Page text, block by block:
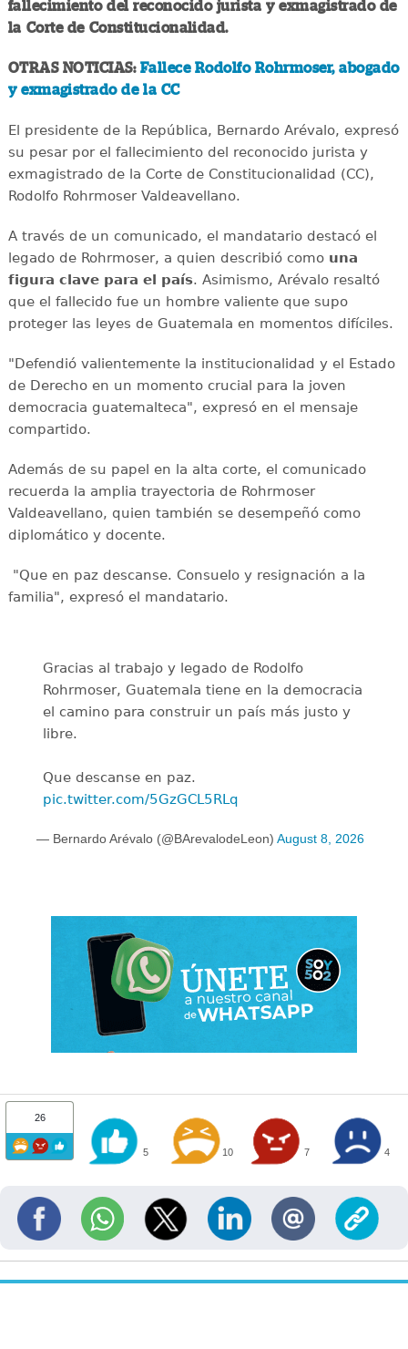
fallecimiento del reconocido jurista y exmagistrado de
la Corte de Constitucionalidad.
OTRAS NOTICIAS: Fallece Rodolfo Rohrmoser, abogado
y exmagistrado de la CC
El presidente de la República, Bernardo Arévalo, expresó
su pesar por el fallecimiento del reconocido jurista y
exmagistrado de la Corte de Constitucionalidad (CC),
Rodolfo Rohrmoser Valdeavellano.
A través de un comunicado, el mandatario destacó el
legado de Rohrmoser, a quien describió comouna
figura clave para el país. Asimismo, Arévalo resaltó
que el fallecido fue un hombre valiente que supo
proteger las leyes de Guatemala en momentos difíciles.
"Defendió valientemente la institucionalidad y el Estado
de Derecho en un momento crucial para la joven
democracia guatemalteca", expresó en el mensaje
compartido.
Además de su papel en la alta corte, el comunicado
recuerda la amplia trayectoria de Rohrmoser
Valdeavellano, quien también se desempeñó como
diplomático y docente.
"Que en paz descanse. Consuelo y resignación a la
familia", expresó el mandatario.
Gracias al trabajo y legado de Rodolfo
Rohrmoser, Guatemala tiene en la democracia
el camino para construir un país más justo y
libre.
Que descanse en paz.
pic.twitter.com/5GzGCL5RLq
— Bernardo Arévalo (@BArevalodeLeon) August 8, 2026
26
5 10 7 4